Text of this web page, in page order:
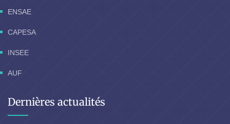
ENSAE
CAPESA
INSEE
AUF
Dernières actualités